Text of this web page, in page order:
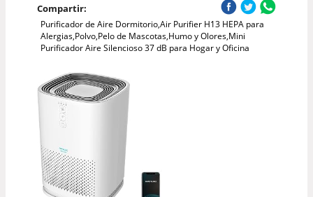
Compartir:
Purificador de Aire Dormitorio,Air Purifier H13 HEPA para
Alergias,Polvo,Pelo de Mascotas,Humo y Olores,Mini
Purificador Aire Silencioso 37 dB para Hogar y Oficina